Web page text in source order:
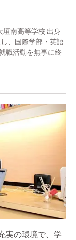
垣南高等学校 出身
、国際学部・英語
職活動を無事に終
実の環境で、学